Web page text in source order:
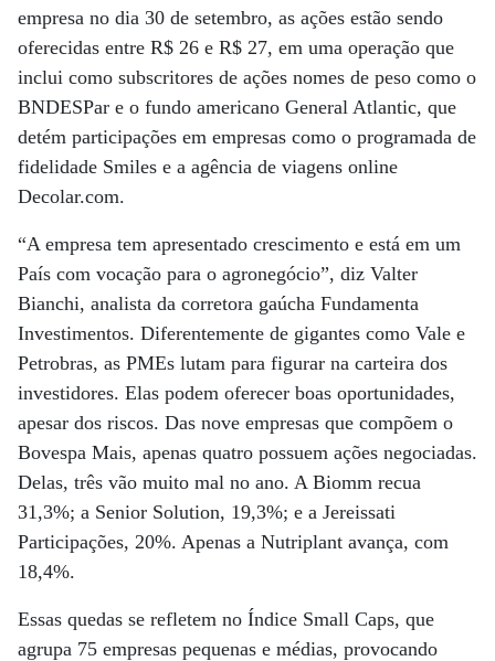
empresa no dia 30 de setembro, as ações estão sendo
oferecidas entre R$ 26 e R$ 27, em uma operação que
inclui como subscritores de ações nomes de peso como o
BNDESPar e o fundo americano General Atlantic, que
detém participações em empresas como o programada de
fidelidade Smiles e a agência de viagens online
Decolar.com.
“A empresa tem apresentado crescimento e está em um
País com vocação para o agronegócio”, diz Valter
Bianchi, analista da corretora gaúcha Fundamenta
Investimentos. Diferentemente de gigantes como Vale e
Petrobras, as PMEs lutam para figurar na carteira dos
investidores. Elas podem oferecer boas oportunidades,
apesar dos riscos. Das nove empresas que compõem o
Bovespa Mais, apenas quatro possuem ações negociadas.
Delas, três vão muito mal no ano. A Biomm recua
31,3%; a Senior Solution, 19,3%; e a Jereissati
Participações, 20%. Apenas a Nutriplant avança, com
18,4%.
Essas quedas se refletem no Índice Small Caps, que
agrupa 75 empresas pequenas e médias, provocando